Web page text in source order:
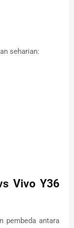
seharian:
Vivo Y36
pembeda antara